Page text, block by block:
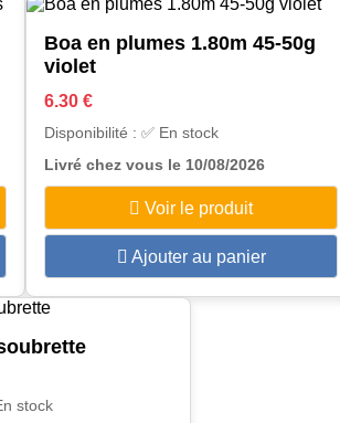
Boa en plumes 1.80m 45-50g
violet
6.30 €
Disponibilité : ✅ En stock
Livré chez vous le 10/08/2026
Voir le produit
Ajouter au panier
stock